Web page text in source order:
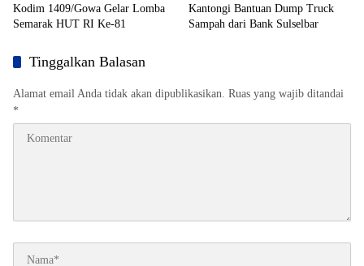
Kodim 1409/Gowa Gelar Lomba
Semarak HUT RI Ke-81
Kantongi Bantuan Dump Truck
Sampah dari Bank Sulselbar
Tinggalkan Balasan
Alamat email Anda tidak akan dipublikasikan. Ruas yang wajib ditandai
*